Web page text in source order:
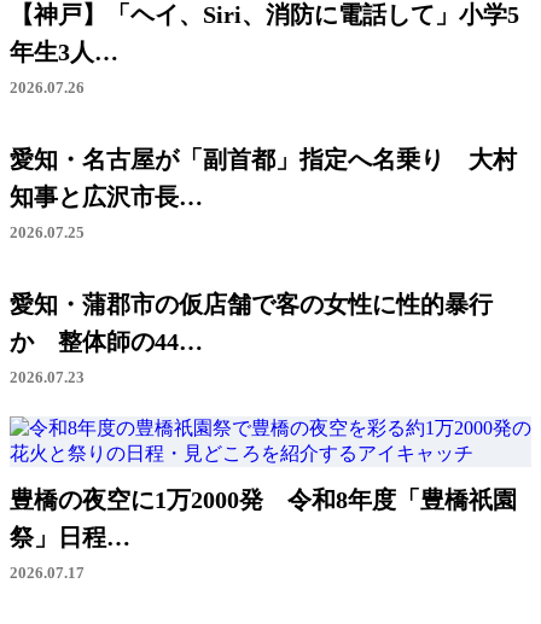
【神戸】「ヘイ、Siri、消防に電話して」小学5
年生3人…
2026.07.26
愛知・名古屋が「副首都」指定へ名乗り 大村
知事と広沢市長…
2026.07.25
愛知・蒲郡市の仮店舗で客の女性に性的暴行
か 整体師の44…
2026.07.23
豊橋の夜空に1万2000発 令和8年度「豊橋祇園
祭」日程…
2026.07.17